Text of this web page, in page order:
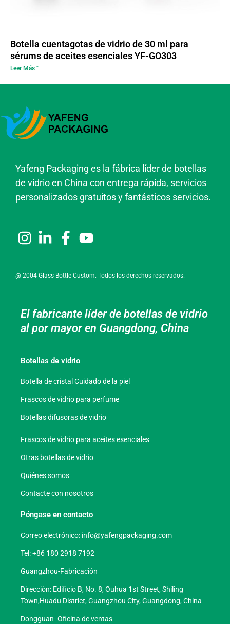
Botella cuentagotas de vidrio de 30 ml para
sérums de aceites esenciales YF-GO303
Leer Más "
Yafeng Packaging es la fábrica líder de botellas
de vidrio en China con entrega rápida, servicios
personalizados gratuitos y fantásticos servicios.
@ 2004 Glass Bottle Custom. Todos los derechos reservados.
El fabricante líder de botellas de vidrio
al por mayor en Guangdong, China
Botellas de vidrio
Botella de cristal Cuidado de la piel
Frascos de vidrio para perfume
Botellas difusoras de vidrio
Frascos de vidrio para aceites esenciales
Otras botellas de vidrio
Quiénes somos
Contacte con nosotros
Póngase en contacto
Correo electrónico: info@yafengpackaging.com
Tel: +86 180 2918 7192
Guangzhou-Fabricación
Dirección: Edificio B, No. 8, Ouhua 1st Street, Shiling
Town,Huadu District, Guangzhou City, Guangdong, China
Dongguan- Oficina de ventas